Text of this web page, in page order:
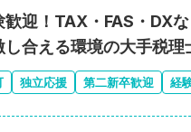
歓迎！TAX・FAS・DX
合える環境の大手税理
独立応援 第二新卒歓迎 経